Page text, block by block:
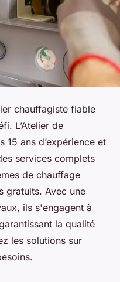
chauffagiste fiable
L’Atelier de
15 ans d’expérience et
services complets
de chauffage
gratuits. Avec une
ils s'engagent à
la qualité
les solutions sur